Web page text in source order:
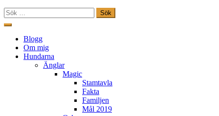
Sök
efter:
Hoppa
innehåll
Freestylehundar.se
Blogg
Om mig
Hundarna
Änglar
Magic
Stamtavla
Fakta
Familjen
Mål 2019